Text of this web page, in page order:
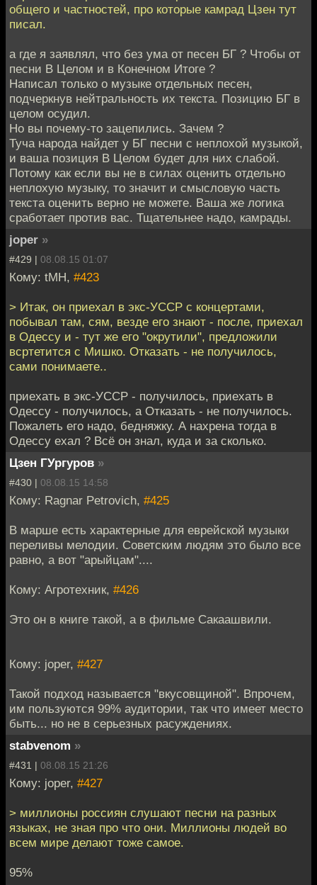
общего и частностей, про которые камрад Цзен тут
писал.
а где я заявлял, что без ума от песен БГ ? Чтобы от
песни В Целом и в Конечном Итоге ?
Написал только о музыке отдельных песен,
подчеркнув нейтральность их текста. Позицию БГ в
целом осудил.
Но вы почему-то зацепились. Зачем ?
Туча народа найдет у БГ песни с неплохой музыкой,
и ваша позиция В Целом будет для них слабой.
Потому как если вы не в силах оценить отдельно
неплохую музыку, то значит и смысловую часть
текста оценить верно не можете. Ваша же логика
сработает против вас. Тщательнее надо, камрады.
joper »
#429 | 08.08.15 01:07
Кому: tMH, #423
> Итак, он приехал в экс-УССР с концертами,
побывал там, сям, везде его знают - после, приехал
в Одессу и - тут же его "окрутили", предложили
всртетится с Мишко. Отказать - не получилось,
сами понимаете..
приехать в экс-УССР - получилось, приехать в
Одессу - получилось, а Отказать - не получилось.
Пожалеть его надо, бедняжку. А нахрена тогда в
Одессу ехал ? Всё он знал, куда и за сколько.
Цзен ГУргуров »
#430 | 08.08.15 14:58
Кому: Ragnar Petrovich, #425
В марше есть характерные для еврейской музыки
переливы мелодии. Советским людям это было все
равно, а вот "арыйцам"....
Кому: Агротехник, #426
Это он в книге такой, а в фильме Сакаашвили.
Кому: joper, #427
Такой подход называется "вкусовщиной". Впрочем,
им пользуются 99% аудитории, так что имеет место
быть... но не в серьезных расуждениях.
stabvenom »
#431 | 08.08.15 21:26
Кому: joper, #427
> миллионы россиян слушают песни на разных
языках, не зная про что они. Миллионы людей во
всем мире делают тоже самое.
95%